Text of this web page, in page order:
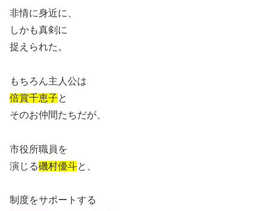
非情に身近に、
しかも真剣に
捉えられた。
もちろん主人公は
倍賞千恵子と
そのお仲間たちだが、
市役所職員を
演じる磯村優斗と、
制度をサポートする